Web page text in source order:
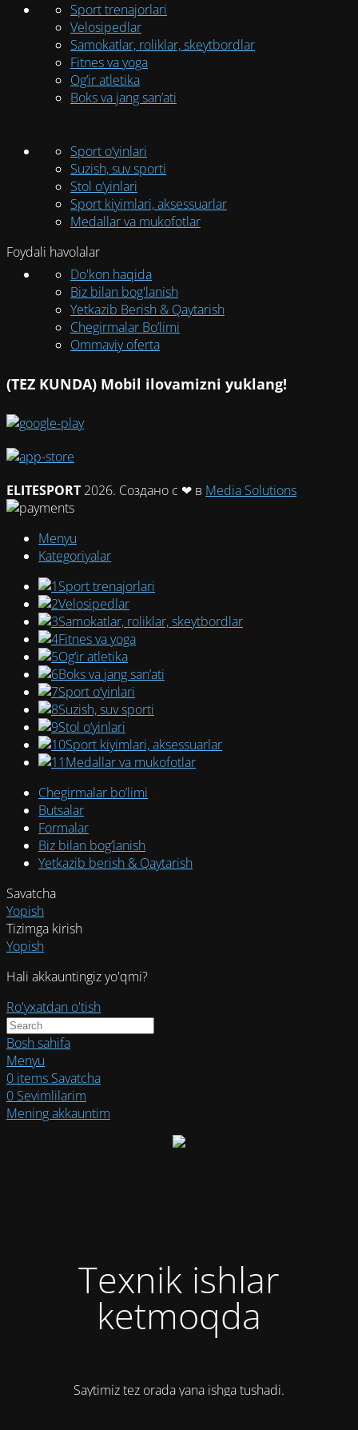
Sport trenajorlari
Velosipedlar
Samokatlar, roliklar, skeytbordlar
Fitnes va yoga
Og’ir atletika
Boks va jang san’ati
Sport o‘yinlari
Suzish, suv sporti
Stol o‘yinlari
Sport kiyimlari, aksessuarlar
Medallar va mukofotlar
Foydali havolalar
Do'kon haqida
Biz bilan bog'lanish
Yetkazib Berish & Qaytarish
Chegirmalar Bo’limi
Ommaviy oferta
(TEZ KUNDA) Mobil ilovamizni yuklang!
ELITESPORT 2026. Создано с ❤ в Media Solutions
Menyu
Kategoriyalar
Sport trenajorlari
Velosipedlar
Samokatlar, roliklar, skeytbordlar
Fitnes va yoga
Og‘ir atletika
Boks va jang san’ati
Sport o‘yinlari
Suzish, suv sporti
Stol o‘yinlari
Sport kiyimlari, aksessuarlar
Medallar va mukofotlar
Chegirmalar bo’limi
Butsalar
Formalar
Biz bilan bog’lanish
Yetkazib berish & Qaytarish
Savatcha
Yopish
Tizimga kirish
Yopish
Hali akkauntingiz yo'qmi?
Ro'yxatdan o'tish
Bosh sahifa
Menyu
0 items Savatcha
0 Sevimlilarim
Mening akkauntim
Texnik ishlar
ketmoqda
Saytimiz tez orada yana ishga tushadi.